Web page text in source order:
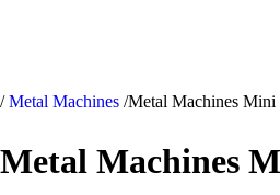
/ Metal Machines /Metal Machines
Metal Machines